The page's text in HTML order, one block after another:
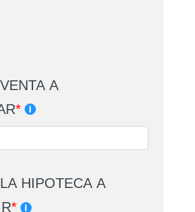
A
*
HIPOTECA A
*